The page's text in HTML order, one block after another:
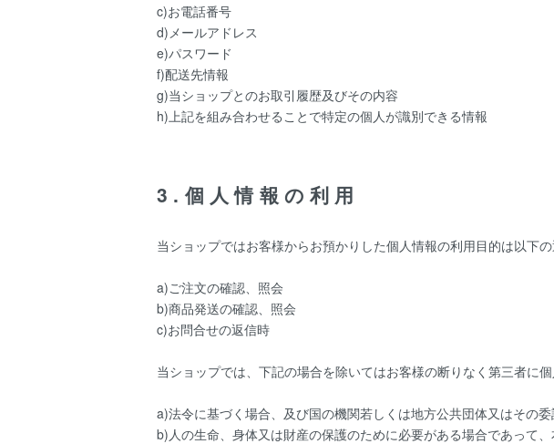
c)お電話番号
d)メールアドレス
e)パスワード
f)配送先情報
g)当ショップとのお取引履歴及びその内容
h)上記を組み合わせることで特定の個人が識別できる情報
3.個人情報の利用
当ショップではお客様からお預かりした個人情報の利用目的は以下の
a)ご注文の確認、照会
b)商品発送の確認、照会
c)お問合せの返信時
当ショップでは、下記の場合を除いてはお客様の断りなく第三者に
a)法令に基づく場合、及び国の機関若しくは地方公共団体又はその
b)人の生命、身体又は財産の保護のために必要がある場合であって